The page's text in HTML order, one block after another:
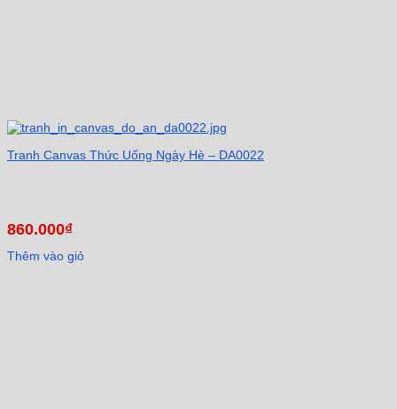
Tranh Canvas Thức Uống Ngày Hè – DA0022
860.000₫
Thêm vào giỏ